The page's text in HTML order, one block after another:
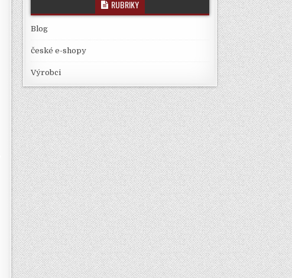
RUBRIKY
Blog
české e-shopy
Výrobci